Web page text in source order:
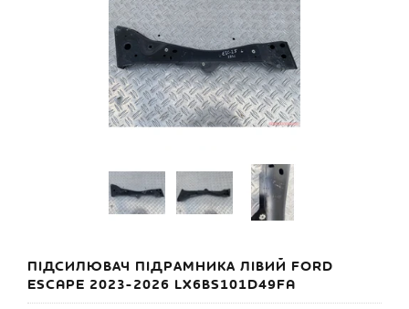
ПІДСИЛЮВАЧ ПІДРАМНИКА ЛІВИЙ FORD
ESCAPE 2023-2026 LX6BS101D49FA